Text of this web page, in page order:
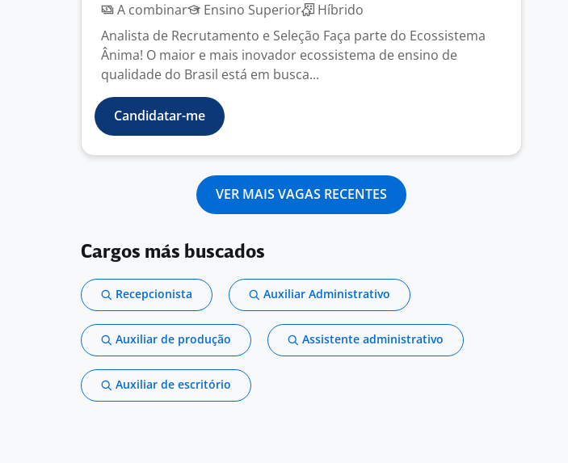
A combinar
Ensino Superior
Híbrido
Analista de Recrutamento e Seleção Faça parte do Ecossistema
Ânima! O maior e mais inovador ecossistema de ensino de
qualidade do Brasil está em busca...
Candidatar-me
VER MAIS VAGAS RECENTES
Cargos más buscados
Recepcionista Auxiliar Administrativo
Auxiliar de produção Assistente administrativo
Auxiliar de escritório